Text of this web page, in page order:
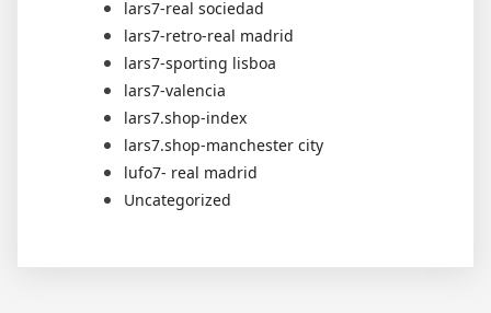
lars7-real sociedad
lars7-retro-real madrid
lars7-sporting lisboa
lars7-valencia
lars7.shop-index
lars7.shop-manchester city
lufo7- real madrid
Uncategorized